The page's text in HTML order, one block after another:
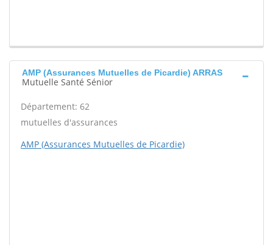
AMP (Assurances Mutuelles de Picardie) ARRAS
Mutuelle Santé Sénior
Département: 62
mutuelles d'assurances
AMP (Assurances Mutuelles de Picardie)